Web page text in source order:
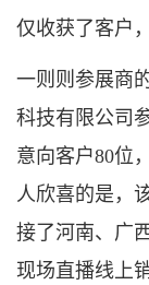
仅收获了客户
一则则参展商
科技有限公司
意向客户80位
人欣喜的是，
接了河南、广
现场直播线上